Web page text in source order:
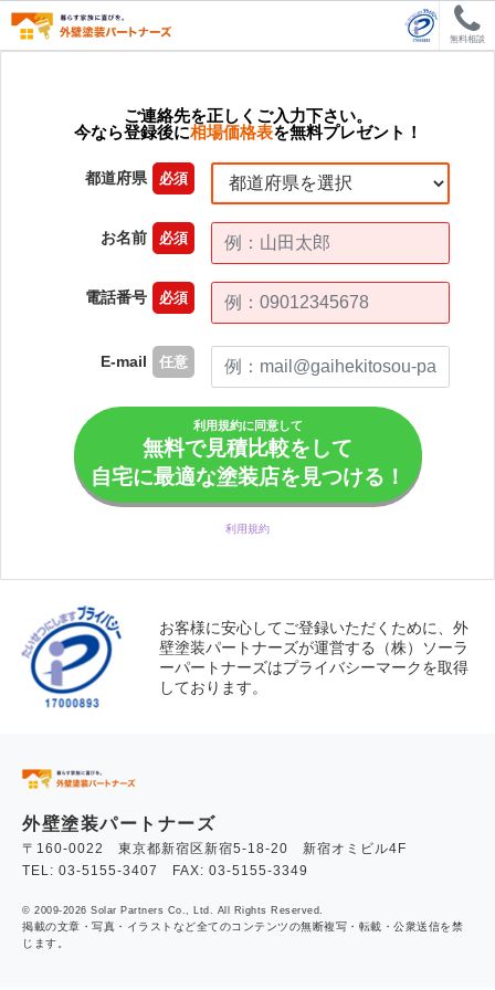
無料相談
ご連絡先を正しくご入力下さい。
今なら登録後に相場価格表を無料プレゼント！
都道府県 必須
お名前 必須
電話番号 必須
E-mail 任意
利用規約に同意して
無料で見積比較をして
自宅に最適な塗装店を見つける！
利用規約
お客様に安心してご登録いただくために、外
壁塗装パートナーズが運営する（株）ソーラ
ーパートナーズはプライバシーマークを取得
しております。
外壁塗装パートナーズ
〒160-0022 東京都新宿区新宿5-18-20 新宿オミビル4F
TEL: 03-5155-3407 FAX: 03-5155-3349
© 2009-2026 Solar Partners Co., Ltd. All Rights Reserved.
掲載の文章・写真・イラストなど全てのコンテンツの無断複写・転載・公衆送信を禁
じます。